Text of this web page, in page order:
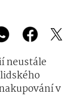
neustále
v